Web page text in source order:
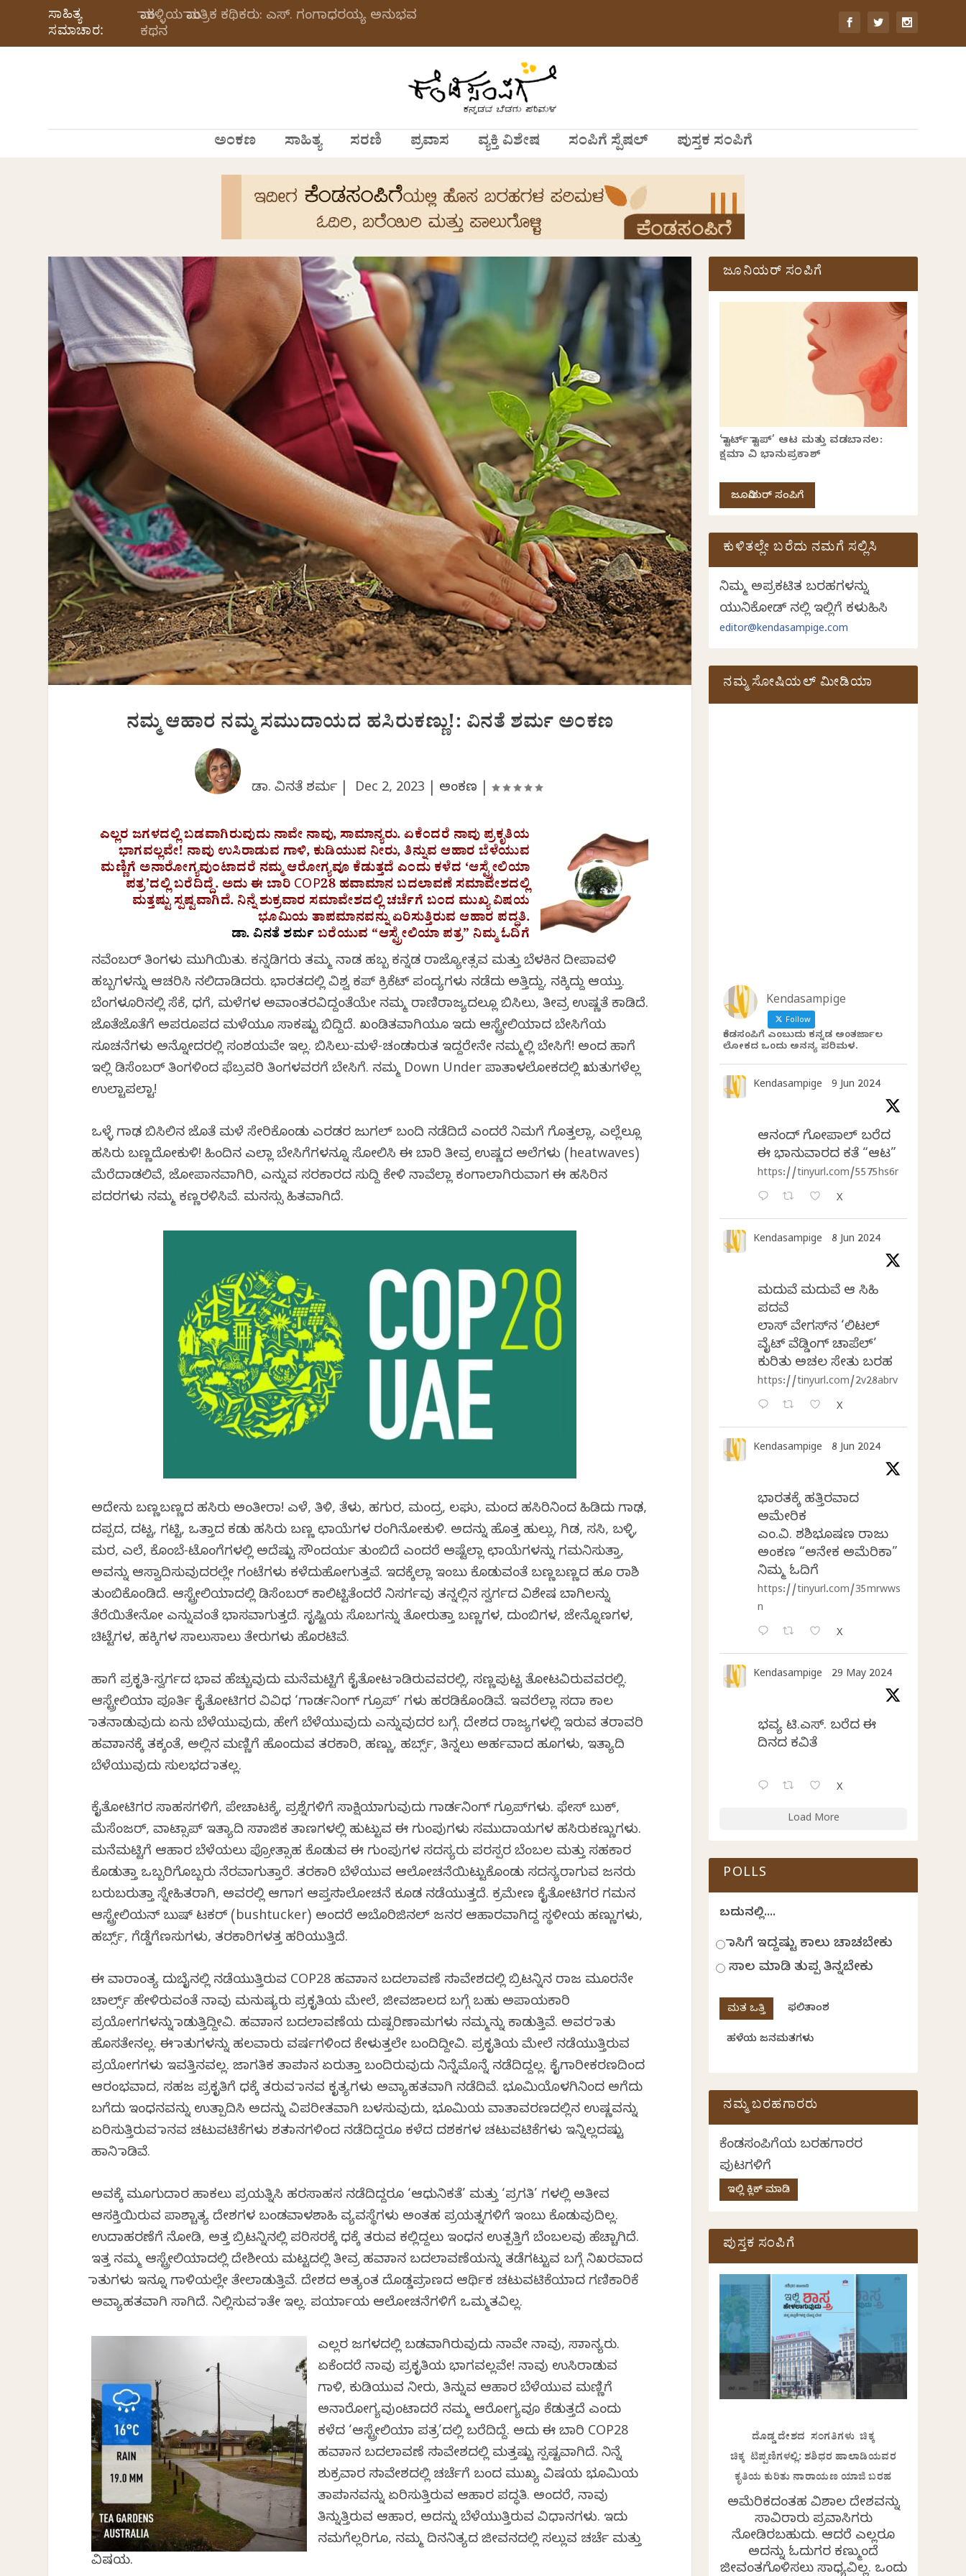
ಸಾಹಿತ್ಯ
ಸಮಾಚಾರ:
ಮಾಕಳ್ಳಿಯ ಮಾಂತ್ರಿಕ ಕಥಿಕರು: ಎಸ್. ಗಂಗಾಧರಯ್ಯ ಅನುಭವ
ಕಥನ
ಅಂಕಣ ಸಾಹಿತ್ಯ ಸರಣಿ ಪ್ರವಾಸ ವ್ಯಕ್ತಿ ವಿಶೇಷ ಸಂಪಿಗೆ ಸ್ಪೆಷಲ್ ಪುಸ್ತಕ ಸಂಪಿಗೆ
ನಮ್ಮ ಆಹಾರ ನಮ್ಮ ಸಮುದಾಯದ ಹಸಿರುಕಣ್ಣು!: ವಿನತೆ ಶರ್ಮ ಅಂಕಣ
ಡಾ. ವಿನತೆ ಶರ್ಮ | Dec 2, 2023 ಅಂಕಣ
ಎಲ್ಲರ ಜಗಳದಲ್ಲಿ ಬಡವಾಗಿರುವುದು ನಾವೇ ನಾವು, ಸಾಮಾನ್ಯರು. ಏಕೆಂದರೆ ನಾವು ಪ್ರಕೃತಿಯ
ಭಾಗವಲ್ಲವೇ! ನಾವು ಉಸಿರಾಡುವ ಗಾಳಿ, ಕುಡಿಯುವ ನೀರು, ತಿನ್ನುವ ಆಹಾರ ಬೆಳೆಯುವ
ಮಣ್ಣಿಗೆ ಅನಾರೋಗ್ಯವುಂಟಾದರೆ ನಮ್ಮ ಆರೋಗ್ಯವೂ ಕೆಡುತ್ತದೆ ಎಂದು ಕಳೆದ ‘ಆಸ್ಟ್ರೇಲಿಯಾ
ಪತ್ರ’ದಲ್ಲಿ ಬರೆದಿದ್ದೆ. ಅದು ಈ ಬಾರಿ COP28 ಹವಾಮಾನ ಬದಲಾವಣೆ ಸಮಾವೇಶದಲ್ಲಿ
ಮತ್ತಷ್ಟು ಸ್ಪಷ್ಟವಾಗಿದೆ. ನಿನ್ನೆ ಶುಕ್ರವಾರ ಸಮಾವೇಶದಲ್ಲಿ ಚರ್ಚೆಗೆ ಬಂದ ಮುಖ್ಯ ವಿಷಯ
ಭೂಮಿಯ ತಾಪಮಾನವನ್ನು ಏರಿಸುತ್ತಿರುವ ಆಹಾರ ಪದ್ಧತಿ.
ಡಾ. ವಿನತೆ ಶರ್ಮಬರೆಯುವ “ಆಸ್ಟ್ರೇಲಿಯಾ ಪತ್ರ” ನಿಮ್ಮ ಓದಿಗೆ
ನವೆಂಬರ್ ತಿಂಗಳು ಮುಗಿಯಿತು. ಕನ್ನಡಿಗರು ತಮ್ಮ ನಾಡ ಹಬ್ಬ ಕನ್ನಡ ರಾಜ್ಯೋತ್ಸವ ಮತ್ತು ಬೆಳಕಿನ ದೀಪಾವಳಿ
ಹಬ್ಬಗಳನ್ನು ಆಚರಿಸಿ ನಲಿದಾಡಿದರು. ಭಾರತದಲ್ಲಿ ವಿಶ್ವ ಕಪ್ ಕ್ರಿಕೆಟ್ ಪಂದ್ಯಗಳು ನಡೆದು ಅತ್ತಿದ್ದು, ನಕ್ಕಿದ್ದು ಆಯ್ತು.
ಬೆಂಗಳೂರಿನಲ್ಲಿ ಸೆಕೆ, ಧಗೆ, ಮಳೆಗಳ ಅವಾಂತರವಿದ್ದಂತೆಯೇ ನಮ್ಮ ರಾಣಿರಾಜ್ಯದಲ್ಲೂ ಬಿಸಿಲು, ತೀವ್ರ ಉಷ್ಣತೆ ಕಾಡಿದೆ.
ಜೊತೆಜೊತೆಗೆ ಅಪರೂಪದ ಮಳೆಯೂ ಸಾಕಷ್ಟು ಬಿದ್ದಿದೆ. ಖಂಡಿತವಾಗಿಯೂ ಇದು ಆಸ್ಟ್ರೇಲಿಯಾದ ಬೇಸಿಗೆಯ
ಸೂಚನೆಗಳು ಅನ್ನೋದರಲ್ಲಿ ಸಂಶಯವೇ ಇಲ್ಲ. ಬಿಸಿಲು-ಮಳೆ-ಚಂಡಮಾರುತ ಇದ್ದರೇನೇ ನಮ್ಮಲ್ಲಿ ಬೇಸಿಗೆ! ಅಂದ ಹಾಗೆ
ಇಲ್ಲಿ ಡಿಸೆಂಬರ್ ತಿಂಗಳಿಂದ ಫೆಬ್ರವರಿ ತಿಂಗಳವರಗೆ ಬೇಸಿಗೆ. ನಮ್ಮ Down Under ಪಾತಾಳಲೋಕದಲ್ಲಿ ಋತುಗಳೆಲ್ಲ
ಉಲ್ಟಾಪಲ್ಟಾ!
ಒಳ್ಳೆ ಗಾಢ ಬಿಸಿಲಿನ ಜೊತೆ ಮಳೆ ಸೇರಿಕೊಂಡು ಎರಡರ ಜುಗಲ್ ಬಂದಿ ನಡೆದಿದೆ ಎಂದರೆ ನಿಮಗೆ ಗೊತ್ತಲ್ಲಾ, ಎಲ್ಲೆಲ್ಲೂ
ಹಸಿರು ಬಣ್ಣದೋಕುಳಿ! ಹಿಂದಿನ ಎಲ್ಲಾ ಬೇಸಿಗೆಗಳನ್ನೂ ಸೋಲಿಸಿ ಈ ಬಾರಿ ತೀವ್ರ ಉಷ್ಣದ ಅಲೆಗಳು (heatwaves)
ಮೆರೆದಾಡಲಿವೆ, ಜೋಪಾನವಾಗಿರಿ, ಎನ್ನುವ ಸರಕಾರದ ಸುದ್ದಿ ಕೇಳಿ ನಾವೆಲ್ಲಾ ಕಂಗಾಲಾಗಿರುವಾಗ ಈ ಹಸಿರಿನ
ಪದರಗಳು ನಮ್ಮ ಕಣ್ಣರಳಿಸಿವೆ. ಮನಸ್ಸು ಹಿತವಾಗಿದೆ.
ಅದೇನು ಬಣ್ಣಬಣ್ಣದ ಹಸಿರು ಅಂತೀರಾ! ಎಳೆ, ತಿಳಿ, ತೆಳು, ಹಗುರ, ಮಂದ್ರ, ಲಘು, ಮಂದ ಹಸಿರಿನಿಂದ ಹಿಡಿದು ಗಾಢ,
ದಪ್ಪದ, ದಟ್ಟ, ಗಟ್ಟಿ, ಒತ್ತಾದ ಕಡು ಹಸಿರು ಬಣ್ಣ ಛಾಯೆಗಳ ರಂಗಿನೋಕುಳಿ. ಅದನ್ನು ಹೊತ್ತ ಹುಲ್ಲು, ಗಿಡ, ಸಸಿ, ಬಳ್ಳಿ,
ಮರ, ಎಲೆ, ಕೊಂಬೆ-ಟೊಂಗೆಗಳಲ್ಲಿ ಅದೆಷ್ಟು ಸೌಂದರ್ಯ ತುಂಬಿದೆ ಎಂದರೆ ಅಷ್ಟೆಲ್ಲಾ ಛಾಯೆಗಳನ್ನು ಗಮನಿಸುತ್ತಾ,
ಅವನ್ನು ಆಸ್ವಾದಿಸುವುದರಲ್ಲೇ ಗಂಟೆಗಳು ಕಳೆದುಹೋಗುತ್ತವೆ. ಇದಕ್ಕೆಲ್ಲಾ ಇಂಬು ಕೊಡುವಂತೆ ಬಣ್ಣಬಣ್ಣದ ಹೂ ರಾಶಿ
ತುಂಬಿಕೊಂಡಿದೆ. ಆಸ್ಟ್ರೇಲಿಯಾದಲ್ಲಿ ಡಿಸೆಂಬರ್ ಕಾಲಿಟ್ಟಿತೆಂದರೆ ನಿಸರ್ಗವು ತನ್ನಲ್ಲಿನ ಸ್ವರ್ಗದ ವಿಶೇಷ ಬಾಗಿಲನ್ನು
ತೆರೆಯಿತೇನೋ ಎನ್ನುವಂತೆ ಭಾಸವಾಗುತ್ತದೆ. ಸೃಷ್ಟಿಯ ಸೊಬಗನ್ನು ತೋರುತ್ತಾ ಬಣ್ಣಗಳ, ದುಂಬಿಗಳ, ಜೇನ್ನೊಣಗಳ,
ಚಿಟ್ಟೆಗಳ, ಹಕ್ಕಿಗಳ ಸಾಲುಸಾಲು ತೇರುಗಳು ಹೊರಟಿವೆ.
ಹಾಗೆ ಪ್ರಕೃತಿ-ಸ್ವರ್ಗದ ಭಾವ ಹೆಚ್ಚುವುದು ಮನೆಮಟ್ಟಿಗೆ ಕೈತೋಟ ಮಾಡಿರುವವರಲ್ಲಿ, ಸಣ್ಣಪುಟ್ಟ ತೋಟವಿರುವವರಲ್ಲಿ.
ಆಸ್ಟ್ರೇಲಿಯಾ ಪೂರ್ತಿ ಕೈತೋಟಿಗರ ವಿವಿಧ ‘ಗಾರ್ಡನಿಂಗ್ ಗ್ರೂಪ್’ ಗಳು ಹರಡಿಕೊಂಡಿವೆ. ಇವರೆಲ್ಲಾ ಸದಾ ಕಾಲ
ಮಾತನಾಡುವುದು ಏನು ಬೆಳೆಯುವುದು, ಹೇಗೆ ಬೆಳೆಯುವುದು ಎನ್ನುವುದರ ಬಗ್ಗೆ. ದೇಶದ ರಾಜ್ಯಗಳಲ್ಲಿ ಇರುವ ತರಾವರಿ
ಹವಾಮಾನಕ್ಕೆ ತಕ್ಕಂತೆ, ಅಲ್ಲಿನ ಮಣ್ಣಿಗೆ ಹೊಂದುವ ತರಕಾರಿ, ಹಣ್ಣು, ಹರ್ಬ್ಸ್, ತಿನ್ನಲು ಅರ್ಹವಾದ ಹೂಗಳು, ಇತ್ಯಾದಿ
ಬೆಳೆಯುವುದು ಸುಲಭದ ಮಾತಲ್ಲ.
ಕೈತೋಟಿಗರ ಸಾಹಸಗಳಿಗೆ, ಪೇಚಾಟಕ್ಕೆ, ಪ್ರಶ್ನೆಗಳಿಗೆ ಸಾಕ್ಷಿಯಾಗುವುದು ಗಾರ್ಡನಿಂಗ್ ಗ್ರೂಪ್‌ಗಳು. ಫೇಸ್ ಬುಕ್,
ಮೆಸೆಂಜರ್, ವಾಟ್ಸಾಪ್ ಇತ್ಯಾದಿ ಸಾಮಾಜಿಕ ತಾಣಗಳಲ್ಲಿ ಹುಟ್ಟುವ ಈ ಗುಂಪುಗಳು ಸಮುದಾಯಗಳ ಹಸಿರುಕಣ್ಣುಗಳು.
ಮನೆಮಟ್ಟಿಗೆ ಆಹಾರ ಬೆಳೆಯಲು ಪ್ರೋತ್ಸಾಹ ಕೊಡುವ ಈ ಗುಂಪುಗಳ ಸದಸ್ಯರು ಪರಸ್ಪರ ಬೆಂಬಲ ಮತ್ತು ಸಹಕಾರ
ಕೊಡುತ್ತಾ ಒಬ್ಬರಿಗೊಬ್ಬರು ನೆರವಾಗುತ್ತಾರೆ. ತರಕಾರಿ ಬೆಳೆಯುವ ಆಲೋಚನೆಯಿಟ್ಟುಕೊಂಡು ಸದಸ್ಯರಾಗುವ ಜನರು
ಬರುಬರುತ್ತಾ ಸ್ನೇಹಿತರಾಗಿ, ಅವರಲ್ಲಿ ಆಗಾಗ ಆಪ್ತಸಮಾಲೋಚನೆ ಕೂಡ ನಡೆಯುತ್ತದೆ. ಕ್ರಮೇಣ ಕೈತೋಟಿಗರ ಗಮನ
ಆಸ್ಟ್ರೇಲಿಯನ್ ಬುಷ್ ಟಕರ್ (bushtucker) ಅಂದರೆ ಅಬೊರಿಜಿನಲ್ ಜನರ ಆಹಾರವಾಗಿದ್ದ ಸ್ಥಳೀಯ ಹಣ್ಣುಗಳು,
ಹರ್ಬ್ಸ್, ಗೆಡ್ಡೆಗೆಣಸುಗಳು, ತರಕಾರಿಗಳತ್ತ ಹರಿಯುತ್ತಿದೆ.
ಈ ವಾರಾಂತ್ಯ ದುಬೈನಲ್ಲಿ ನಡೆಯುತ್ತಿರುವ COP28 ಹವಾಮಾನ ಬದಲಾವಣೆ ಸಮಾವೇಶದಲ್ಲಿ ಬ್ರಿಟನ್ನಿನ ರಾಜ ಮೂರನೇ
ಚಾರ್ಲ್ಸ್ ಹೇಳಿರುವಂತೆ ನಾವು ಮನುಷ್ಯರು ಪ್ರಕೃತಿಯ ಮೇಲೆ, ಜೀವಜಾಲದ ಬಗ್ಗೆ ಬಹು ಅಪಾಯಕಾರಿ
ಪ್ರಯೋಗಗಳನ್ನು ಮಾಡುತ್ತಿದ್ದೀವಿ. ಹವಾಮಾನ ಬದಲಾವಣೆಯ ದುಷ್ಪರಿಣಾಮಗಳು ನಮ್ಮನ್ನು ಕಾಡುತ್ತಿವೆ. ಅವರ ಮಾತು
ಹೊಸತೇನಲ್ಲ. ಈ ಮಾತುಗಳನ್ನು ಹಲವಾರು ವರ್ಷಗಳಿಂದ ಕೇಳುತ್ತಲೇ ಬಂದಿದ್ದೀವಿ. ಪ್ರಕೃತಿಯ ಮೇಲೆ ನಡೆಯುತ್ತಿರುವ
ಪ್ರಯೋಗಗಳು ಇವತ್ತಿನವಲ್ಲ. ಜಾಗತಿಕ ತಾಪಮಾನ ಏರುತ್ತಾ ಬಂದಿರುವುದು ನಿನ್ನೆಮೊನ್ನೆ ನಡೆದಿದ್ದಲ್ಲ. ಕೈಗಾರೀಕರಣದಿಂದ
ಆರಂಭವಾದ, ಸಹಜ ಪ್ರಕೃತಿಗೆ ಧಕ್ಕೆ ತರುವ ಮಾನವ ಕೃತ್ಯಗಳು ಅವ್ಯಾಹತವಾಗಿ ನಡೆದಿವೆ. ಭೂಮಿಯೊಳಗಿನಿಂದ ಅಗೆದು
ಬಗೆದು ಇಂಧನವನ್ನು ಉತ್ಪಾದಿಸಿ ಅದನ್ನು ವಿಪರೀತವಾಗಿ ಬಳಸುವುದು, ಭೂಮಿಯ ವಾತಾವರಣದಲ್ಲಿನ ಉಷ್ಣವನ್ನು
ಏರಿಸುತ್ತಿರುವ ಮಾನವ ಚಟುವಟಿಕೆಗಳು ಶತಮಾನಗಳಿಂದ ನಡೆದಿದ್ದರೂ ಕಳೆದ ದಶಕಗಳ ಚಟುವಟಿಕೆಗಳು ಇನ್ನಿಲ್ಲದಷ್ಟು
ಹಾನಿ ಮಾಡಿವೆ.
ಅವಕ್ಕೆ ಮೂಗುದಾರ ಹಾಕಲು ಪ್ರಯತ್ನಿಸಿ ಹರಸಾಹಸ ನಡೆದಿದ್ದರೂ ‘ಆಧುನಿಕತೆ’ ಮತ್ತು ‘ಪ್ರಗತಿ’ ಗಳಲ್ಲಿ ಅತೀವ
ಆಸಕ್ತಿಯಿರುವ ಪಾಶ್ಚಾತ್ಯ ದೇಶಗಳ ಬಂಡವಾಳಶಾಹಿ ವ್ಯವಸ್ಥೆಗಳು ಅಂತಹ ಪ್ರಯತ್ನಗಳಿಗೆ ಇಂಬು ಕೊಡುವುದಿಲ್ಲ.
ಉದಾಹರಣೆಗೆ ನೋಡಿ, ಅತ್ತ ಬ್ರಿಟನ್ನಿನಲ್ಲಿ ಪರಿಸರಕ್ಕೆ ಧಕ್ಕೆ ತರುವ ಕಲ್ಲಿದ್ದಲು ಇಂಧನ ಉತ್ಪತ್ತಿಗೆ ಬೆಂಬಲವು ಹೆಚ್ಚಾಗಿದೆ.
ಇತ್ತ ನಮ್ಮ ಆಸ್ಟ್ರೇಲಿಯಾದಲ್ಲಿ ದೇಶೀಯ ಮಟ್ಟದಲ್ಲಿ ತೀವ್ರ ಹವಾಮಾನ ಬದಲಾವಣೆಯನ್ನು ತಡೆಗಟ್ಟುವ ಬಗ್ಗೆ ನಿಖರವಾದ
ಮಾತುಗಳು ಇನ್ನೂ ಗಾಳಿಯಲ್ಲೇ ತೇಲಾಡುತ್ತಿವೆ. ದೇಶದ ಅತ್ಯಂತ ದೊಡ್ಡಪ್ರಮಾಣದ ಆರ್ಥಿಕ ಚಟುವಟಿಕೆಯಾದ ಗಣಿಕಾರಿಕೆ
ಅವ್ಯಾಹತವಾಗಿ ಸಾಗಿದೆ. ನಿಲ್ಲಿಸುವ ಮಾತೇ ಇಲ್ಲ. ಪರ್ಯಾಯ ಆಲೋಚನೆಗಳಿಗೆ ಒಮ್ಮತವಿಲ್ಲ.
ಎಲ್ಲರ ಜಗಳದಲ್ಲಿ ಬಡವಾಗಿರುವುದು ನಾವೇ ನಾವು, ಸಾಮಾನ್ಯರು.
ಏಕೆಂದರೆ ನಾವು ಪ್ರಕೃತಿಯ ಭಾಗವಲ್ಲವೇ! ನಾವು ಉಸಿರಾಡುವ
ಗಾಳಿ, ಕುಡಿಯುವ ನೀರು, ತಿನ್ನುವ ಆಹಾರ ಬೆಳೆಯುವ ಮಣ್ಣಿಗೆ
ಅನಾರೋಗ್ಯವುಂಟಾದರೆ ನಮ್ಮ ಆರೋಗ್ಯವೂ ಕೆಡುತ್ತದೆ ಎಂದು
ಕಳೆದ ‘ಆಸ್ಟ್ರೇಲಿಯಾ ಪತ್ರ’ದಲ್ಲಿ ಬರೆದಿದ್ದೆ. ಅದು ಈ ಬಾರಿ COP28
ಹವಾಮಾನ ಬದಲಾವಣೆ ಸಮಾವೇಶದಲ್ಲಿ ಮತ್ತಷ್ಟು ಸ್ಪಷ್ಟವಾಗಿದೆ. ನಿನ್ನೆ
ಶುಕ್ರವಾರ ಸಮಾವೇಶದಲ್ಲಿ ಚರ್ಚೆಗೆ ಬಂದ ಮುಖ್ಯ ವಿಷಯ ಭೂಮಿಯ
ತಾಪಮಾನವನ್ನು ಏರಿಸುತ್ತಿರುವ ಆಹಾರ ಪದ್ಧತಿ. ಅಂದರೆ, ನಾವು
ತಿನ್ನುತ್ತಿರುವ ಆಹಾರ, ಅದನ್ನು ಬೆಳೆಯುತ್ತಿರುವ ವಿಧಾನಗಳು. ಇದು
ನಮಗೆಲ್ಲರಿಗೂ, ನಮ್ಮ ದಿನನಿತ್ಯದ ಜೀವನದಲ್ಲಿ ಸಲ್ಲುವ ಚರ್ಚೆ ಮತ್ತು
ವಿಷಯ.
ಜೂನಿಯರ್ ಸಂಪಿಗೆ
‘ಸ್ಟಾರ್ಟ್ ಸ್ಟಾಪ್’ ಆಟ ಮತ್ತು ವಡಬಾನಲ:
ಕ್ಷಮಾ ವಿ ಭಾನುಪ್ರಕಾಶ್
ಜೂನಿಯರ್ ಸಂಪಿಗೆ
ಕುಳಿತಲ್ಲೇ ಬರೆದು ನಮಗೆ ಸಲ್ಲಿಸಿ
ನಿಮ್ಮ ಅಪ್ರಕಟಿತ ಬರಹಗಳನ್ನು
ಯುನಿಕೋಡ್ ನಲ್ಲಿ ಇಲ್ಲಿಗೆ ಕಳುಹಿಸಿ
editor@kendasampige.com
ನಮ್ಮ ಸೋಷಿಯಲ್‌ ಮೀಡಿಯಾ
Kendasampige
Follow
ಕೆಂಡಸಂಪಿಗೆ ಎಂಬುದು ಕನ್ನಡ ಅಂತರ್ಜಾಲ
ಲೋಕದ ಒಂದು ಅನನ್ಯ ಪರಿಮಳ.
Kendasampige 9 Jun 2024
ಆನಂದ್‌ ಗೋಪಾಲ್‌ ಬರೆದ
ಈ ಭಾನುವಾರದ ಕತೆ “ಆಟ”
https://tinyurl.com/5575hs6r
X
Kendasampige 8 Jun 2024
ಮದುವೆ ಮದುವೆ ಆ ಸಿಹಿ
ಪದವೆ
ಲಾಸ್‌ ವೇಗಸ್‌ನ ‘ಲಿಟಲ್
ವೈಟ್ ವೆಡ್ಡಿಂಗ್ ಚಾಪೆಲ್’
ಕುರಿತು ಅಚಲ ಸೇತು ಬರಹ
https://tinyurl.com/2v28abrv
X
Kendasampige 8 Jun 2024
ಭಾರತಕ್ಕೆ ಹತ್ತಿರವಾದ
ಅಮೇರಿಕ
ಎಂ.ವಿ. ಶಶಿಭೂಷಣ ರಾಜು
ಅಂಕಣ “ಅನೇಕ ಅಮೆರಿಕಾ”
ನಿಮ್ಮ ಓದಿಗೆ
https://tinyurl.com/35mrwws
n
X
Kendasampige 29 May 2024
ಭವ್ಯ ಟಿ.ಎಸ್. ಬರೆದ ಈ
ದಿನದ ಕವಿತೆ
X
Load More
POLLS
ಬದುಕಿನಲ್ಲಿ....
ಹಾಸಿಗೆ ಇದ್ದಷ್ಟು ಕಾಲು ಚಾಚಬೇಕು
ಸಾಲ ಮಾಡಿ ತುಪ್ಪ ತಿನ್ನಬೇಕು
ಫಲಿತಾಂಶ
ಹಳೆಯ ಜನಮತಗಳು
ನಮ್ಮ ಬರಹಗಾರರು
ಕೆಂಡಸಂಪಿಗೆಯ ಬರಹಗಾರರ
ಪುಟಗಳಿಗೆ
ಇಲ್ಲಿ ಕ್ಲಿಕ್ ಮಾಡಿ
ಪುಸ್ತಕ ಸಂಪಿಗೆ
ದೊಡ್ಡ ದೇಶದ ಸಂಗತಿಗಳು ಚಿಕ್ಕ
ಚಿಕ್ಕ ಟಿಪ್ಪಣಿಗಳಲ್ಲಿ: ಶಶಿಧರ ಹಾಲಾಡಿಯವರ
ಕೃತಿಯ ಕುರಿತು ನಾರಾಯಣ ಯಾಜಿ ಬರಹ
ಅಮೆರಿಕದಂತಹ ವಿಶಾಲ ದೇಶವನ್ನು
ಸಾವಿರಾರು ಪ್ರವಾಸಿಗರು
ನೋಡಿರಬಹುದು. ಆದರೆ ಎಲ್ಲರೂ
ಅದನ್ನು ಓದುಗರ ಕಣ್ಮುಂದೆ
ಜೀವಂತಗೊಳಿಸಲು ಸಾಧ್ಯವಿಲ್ಲ. ಒಂದು